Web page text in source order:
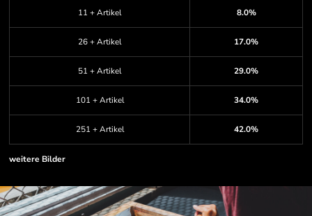
11 + Artikel 8.0%
26 + Artikel 17.0%
51 + Artikel 29.0%
101 + Artikel 34.0%
251 + Artikel 42.0%
weitere Bilder